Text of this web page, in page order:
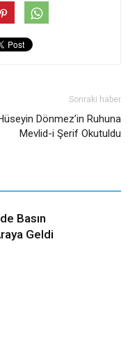
Sonraki haber
Dönmez’in Ruhuna
Mevlid-i Şerif Okutuldu
Basın
Geldi